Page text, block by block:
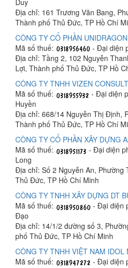
Địa chỉ: 161 Trương Văn Bang,
Thành phố Thủ Đức, TP Hồ Chí
CÔNG TY CỔ PHẦN
Mã số thuế:
- Đại diện
Địa chỉ: Tầng 2, 102 Nguyễn
Lợi, Thành phố Thủ Đức, TP Hồ
CÔNG TY TNHH VIZEN
Mã số thuế:
- Đại diện
Huyền
Địa chỉ: 668/14 Nguyễn Thị Định,
Thành phố Thủ Đức, TP Hồ Chí
CÔNG TY CỔ PHẦN XÂY DỰNG
Mã số thuế:
- Đại diện
Long
Địa chỉ: Số 2 Nguyễn An, Phường
Thủ Đức, TP Hồ Chí Minh
CÔNG TY TNHH XÂY DỰNG DT
Mã số thuế:
- Đại diện
Đạo
Địa chỉ: 14/1/2 đường số 3,
phố Thủ Đức, TP Hồ Chí Minh
CÔNG TY TNHH VIỆT NAM IDOL
Mã số thuế:
- Đại diện